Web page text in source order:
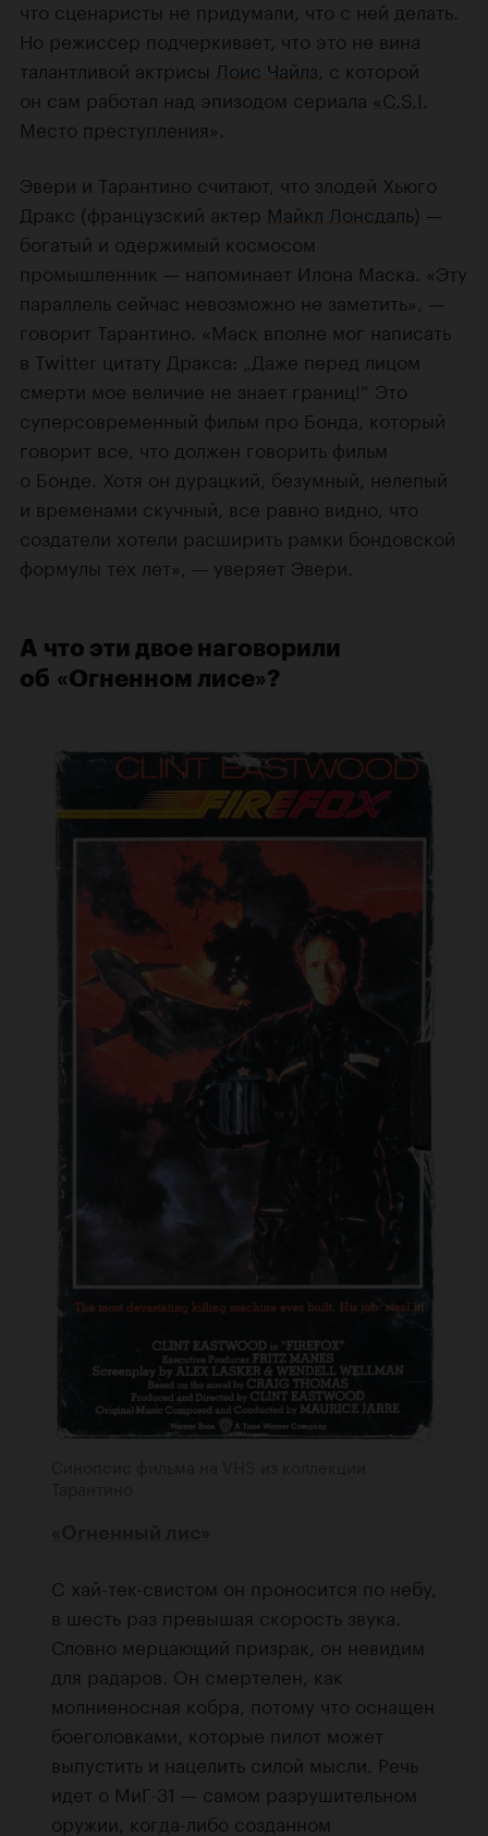
что сценаристы не придумали, что с ней делать.
Но режиссер подчеркивает, что это не вина
талантливой актрисы Лоис Чайлз, с которой
он сам работал над эпизодом сериала «C.S.I.
Место преступления».
Эвери и Тарантино считают, что злодей Хьюго
Дракс (французский актер Майкл Лонсдаль) —
богатый и одержимый космосом
промышленник — напоминает Илона Маска. «Эту
параллель сейчас невозможно не заметить», —
говорит Тарантино. «Маск вполне мог написать
в Twitter цитату Дракса: „Даже перед лицом
смерти мое величие не знает границ!“ Это
суперсовременный фильм про Бонда, который
говорит все, что должен говорить фильм
о Бонде. Хотя он дурацкий, безумный, нелепый
и временами скучный, все равно видно, что
создатели хотели расширить рамки бондовской
формулы тех лет», — уверяет Эвери.
А что эти двое наговорили
об «Огненном лисе»?
C хай-тек-свистом он проносится по небу,
в шесть раз превышая скорость звука.
Словно мерцающий призрак, он невидим
для радаров. Он смертелен, как
молниеносная кобра, потому что оснащен
боеголовками, которые пилот может
выпустить и нацелить силой мысли. Речь
идет о МиГ-31 — самом разрушительном
оружии, когда-либо созданном